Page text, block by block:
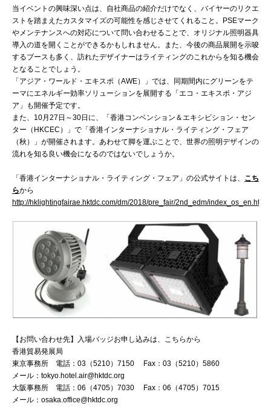
当イベントの興味深い点は、自社商品の紹介だけでなく、バイヤーのリクエ
ストを踏まえたカスタマイズの可能性を感じさせてくれること。PSEマーク
やメンテナンスへの対応について問い合わせることで、オリジナル照明器具
導入の道を開くことができるかもしれません。また、今後の商品展開を示唆
するブースも多く、訪れたデザイナーはライティングのこれからを知る機会
となることでしょう。
「アジア・ワールド・エキスポ（AWE）」では、同期間内にグリーンをテ
ーマにエネルギー効率ソリューションを展開する「エコ・エキスポ・アジ
ア」も開催予定です。
また、10月27日～30日に、「香港コンベンション＆エキシビション・セン
ター（HKCEC）」で「香港インターナショナル・ライティング・フェア
（秋）」が開催されます。あわせて脚を運ぶことで、世界の照明デザインの
流れを知る良い機会になるのではないでしょうか。
「香港インターナショナル・ライティング・フェア」の公式サイトは、 こち
らから
http://hklightingfairae.hktdc.com/dm/2018/pre_fair/2nd_edm/index_os_en.html
【お問い合わせ先】入場バッジお申し込みは、こちらから
香港貿易発展局
東京事務所 電話：03（5210）7150 Fax：03（5210）5860
メール：tokyo.hotel.air@hktdc.org
大阪事務所 電話：06（4705）7030 Fax：06（4705）7015
メール：osaka.office@hktdc.org